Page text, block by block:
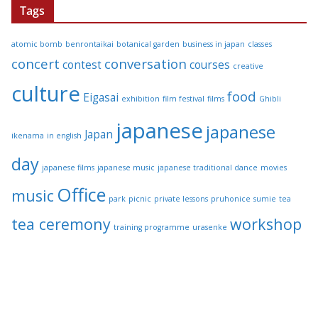
Tags
atomic bomb benrontaikai botanical garden business in japan classes
concert contest conversation courses creative
culture Eigasai exhibition film festival films food Ghibli
ikenama in english Japan japanese japanese
day japanese films japanese music japanese traditional dance movies
music Office park picnic private lessons pruhonice sumie tea
tea ceremony training programme urasenke workshop